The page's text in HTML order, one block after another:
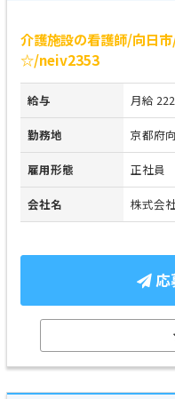
介護施設の看護師/向日
☆/neiv2353
給与 月給
勤務地 京都府
雇用形態 正社員
会社名 株式会
応